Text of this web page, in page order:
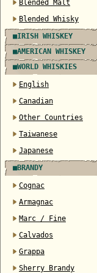
Blended Malt
Blended Whisky
■IRISH WHISKEY
■AMERICAN WHISKEY
■WORLD WHISKIES
English
Canadian
Other Countries
Taiwanese
Japanese
■BRANDY
Cognac
Armagnac
Marc / Fine
Calvados
Grappa
Sherry Brandy